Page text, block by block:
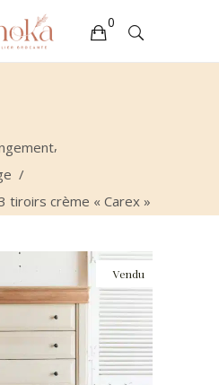
0
,
/
tiroirs crème « Carex »
Vendu